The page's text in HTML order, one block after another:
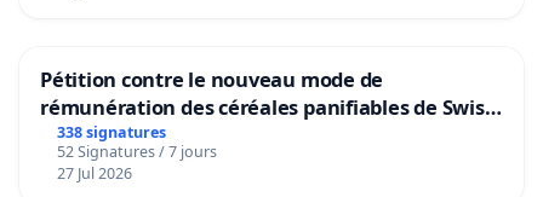
Pétition contre le nouveau mode de
rémunération des céréales panifiables de Swiss
granum basé sur la teneur en protéines
338 signatures
52 Signatures / 7 jours
27 Jul 2026